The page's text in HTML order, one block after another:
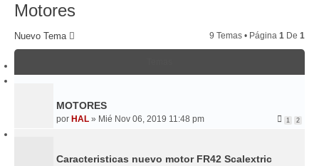
Motores
Nuevo Tema 9 Temas • Página 1 De 1
MOTORES
por HAL » Mié Nov 06, 2019 11:48 pm 1 2
Caracteristicas nuevo motor FR42 Scalextric